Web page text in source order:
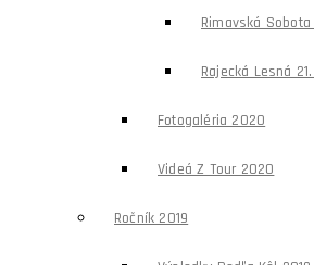
Rimavská
Rajecká Lesná
Fotogaléria 2020
Videá Z Tour 2020
Ročník 2019